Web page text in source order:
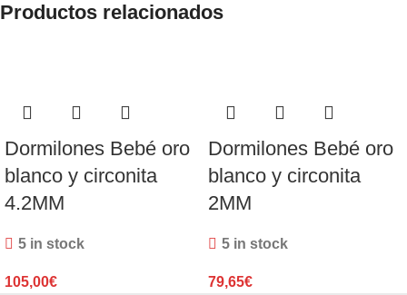
Productos relacionados
Dormilones Bebé oro
blanco y circonita
4.2MM
5 in stock
105,00€
Dormilones Bebé oro
blanco y circonita
2MM
5 in stock
79,65€